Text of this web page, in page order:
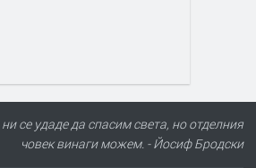
се удаде да спасим света, но отделния
човек винаги можем. - Йосиф Бродски